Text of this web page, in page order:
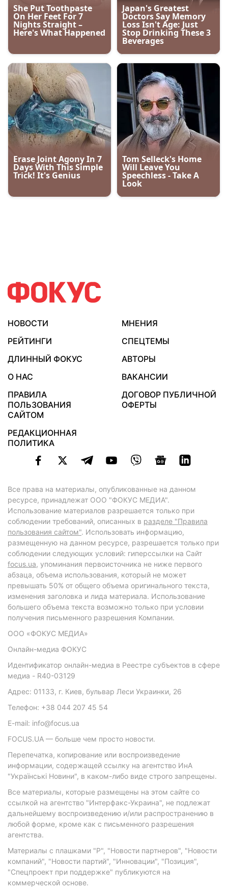
НОВОСТИ
МНЕНИЯ
РЕЙТИНГИ
СПЕЦТЕМЫ
ДЛИННЫЙ ФОКУС
АВТОРЫ
О НАС
ВАКАНСИИ
ПРАВИЛА
ПОЛЬЗОВАНИЯ
САЙТОМ
ДОГОВОР ПУБЛИЧНОЙ
ОФЕРТЫ
РЕДАКЦИОННАЯ
ПОЛИТИКА
Все права на материалы, опубликованные на данном
ресурсе, принадлежат ООО "ФОКУС МЕДИА".
Использование материалов разрешается только при
соблюдении требований, описанных в разделе "Правила
пользования сайтом". Использовать информацию,
размещенную на данном ресурсе, разрешается только при
соблюдении следующих условий: гиперссылки на Сайт
focus.ua, упоминания первоисточника не ниже первого
абзаца, объема использования, который не может
превышать 50% от общего объема оригинального текста,
изменения заголовка и лида материала. Использование
большего объема текста возможно только при условии
получения письменного разрешения Компании.
ООО «ФОКУС МЕДИА»
Онлайн-медиа ФОКУС
Идентификатор онлайн-медиа в Реестре субъектов в сфере
медиа - R40-03129
Адрес: 01133, г. Киев, бульвар Леси Украинки, 26
Телефон: +38 044 207 45 54
E-mail: info@focus.ua
FOCUS.UA — больше чем просто новости.
Перепечатка, копирование или воспроизведение
информации, содержащей ссылку на агентство ИнА
"Українські Новини", в каком-либо виде строго запрещены.
Все материалы, которые размещены на этом сайте со
ссылкой на агентство "Интерфакс-Украина", не подлежат
дальнейшему воспроизведению и/или распространению в
любой форме, кроме как с письменного разрешения
агентства.
Материалы с плашками "Р", "Новости партнеров", "Новости
компаний", "Новости партий", "Инновации", "Позиция",
"Спецпроект при поддержке" публикуются на
коммерческой основе.